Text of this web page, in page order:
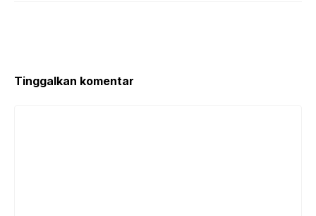
Tinggalkan komentar